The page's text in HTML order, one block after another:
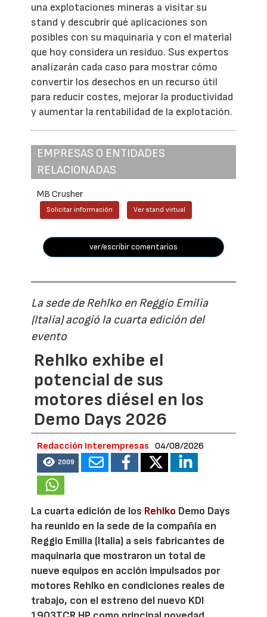
una explotaciones mineras a visitar su
stand y descubrir qué aplicaciones son
posibles con su maquinaria y con el material
que hoy considera un residuo. Sus expertos
analizarán cada caso para mostrar cómo
convertir los desechos en un recurso útil
para reducir costes, mejorar la productividad
y aumentar la rentabilidad de la explotación.
EMPRESAS O ENTIDADES
RELACIONADAS
MB Crusher
Solicitar información Ver stand virtual
ver/escribir comentarios
La sede de Rehlko en Reggio Emilia
(Italia) acogió la cuarta edición del
evento
Rehlko exhibe el
potencial de sus
motores diésel en los
Demo Days 2026
Redacción Interempresas 04/08/2026
2009
La cuarta edición de los Rehlko Demo Days
ha reunido en la sede de la compañía en
Reggio Emilia (Italia) a seis fabricantes de
maquinaria que mostraron un total de
nueve equipos en acción impulsados por
motores Rehlko en condiciones reales de
trabajo, con el estreno del nuevo KDI